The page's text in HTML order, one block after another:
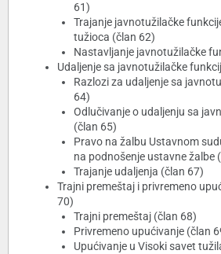
61)
Trajanje javnotužilačke
tužioca (član 62)
Nastavljanje javnotužilačke
Udaljenje sa javnotužilačke
Razlozi za udaljenje sa
64)
Odlučivanje o udaljenju sa
(član 65)
Pravo na žalbu Ustavnom
na podnošenje ustavne žalbe
Trajanje udaljenja (član 67)
Trajni premeštaj i privremeno
70)
Trajni premeštaj (član 68)
Privremeno upućivanje (član
Upućivanje u Visoki savet